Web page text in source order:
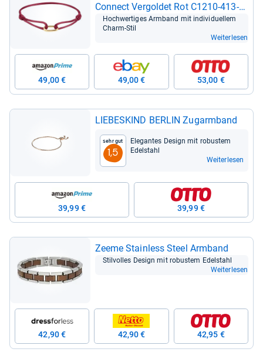
Connect Ver­gol­det Rot C1210-​413-​
50-​L24V
Hoch­wer­ti­ges Arm­band mit indi­vi­du­el­lem
Charm-​Stil
Weiterlesen
49,00 € 49,00 € 53,00 €
LIE­BES­KIND BER­LIN Zug­arm­band
Sehr gut
1,5
Ele­gan­tes Design mit robus­tem
Edel­stahl
Weiterlesen
39,99 € 39,99 €
Zeeme Stain­less Steel Arm­band
Stil­vol­les Design mit robus­tem Edel­stahl
Weiterlesen
42,90 € 42,90 € 42,95 €